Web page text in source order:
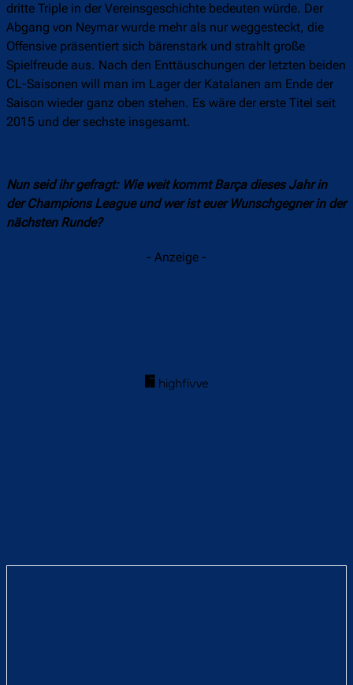
dritte Triple in der Vereinsgeschichte bedeuten würde. Der
Abgang von Neymar wurde mehr als nur weggesteckt, die
Offensive präsentiert sich bärenstark und strahlt große
Spielfreude aus. Nach den Enttäuschungen der letzten beiden
CL-Saisonen will man im Lager der Katalanen am Ende der
Saison wieder ganz oben stehen. Es wäre der erste Titel seit
2015 und der sechste insgesamt.
Nun seid ihr gefragt: Wie weit kommt Barça dieses Jahr in
der Champions League und wer ist euer Wunschgegner in der
nächsten Runde?
- Anzeige -